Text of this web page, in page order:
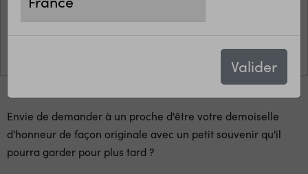
Valider
Envie de demander à un proche d'être votre demoiselle
d'honneur de façon originale avec un petit souvenir qu'il
pourra garder pour plus tard ?